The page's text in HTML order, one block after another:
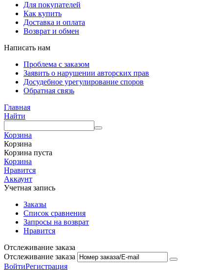
Для покупателей
Как купить
Доставка и оплата
Возврат и обмен
Написать нам
Проблема с заказом
Заявить о нарушении авторских прав
Досудебное урегулирование споров
Обратная связь
Главная
Найти
Корзина
Корзина
Корзина пуста
Корзина
Нравится
Аккаунт
Учетная запись
Заказы
Список сравнения
Запросы на возврат
Нравится
Отслеживание заказа
Отслеживание заказа
ВойтиРегистрация